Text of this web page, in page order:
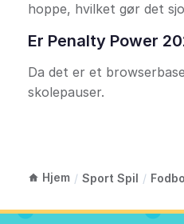
hoppe, hvilket gør det
Er Penalty Power
Da det er et
skolepauser.
Hjem / Sport Spil /